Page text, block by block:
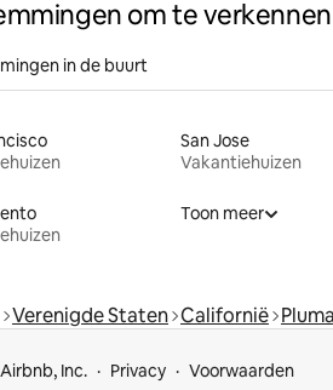
om te verkennen
in de buurt
San Jose
Vakantiehuizen
Toon meer
Verenigde Staten Californië
Inc. Privacy Voorwaarden